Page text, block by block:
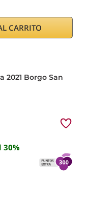
CARRITO
2021 Borgo San
30%